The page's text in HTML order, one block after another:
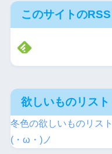
このサイトのRSS
欲しいものリスト
冬色の欲しいものリス
(・ω・)ノ